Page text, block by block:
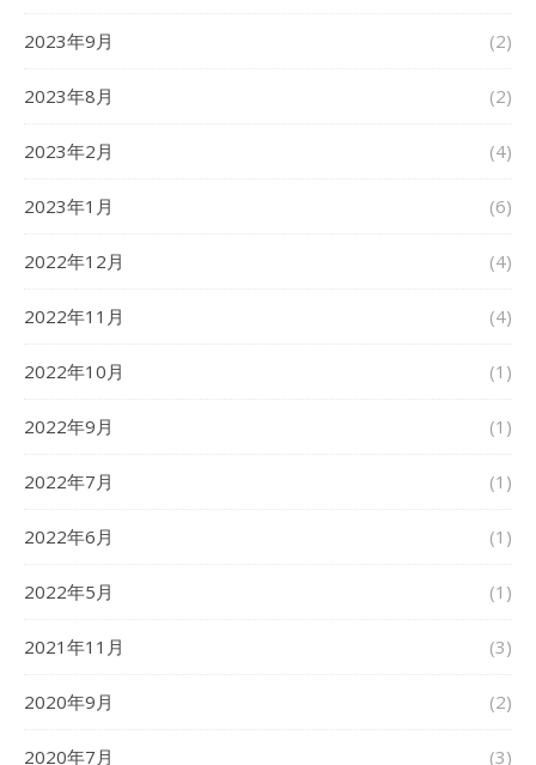
2023年9月 (2)
2023年8月 (2)
2023年2月 (4)
2023年1月 (6)
2022年12月 (4)
2022年11月 (4)
2022年10月 (1)
2022年9月 (1)
2022年7月 (1)
2022年6月 (1)
2022年5月 (1)
2021年11月 (3)
2020年9月 (2)
2020年7月 (3)